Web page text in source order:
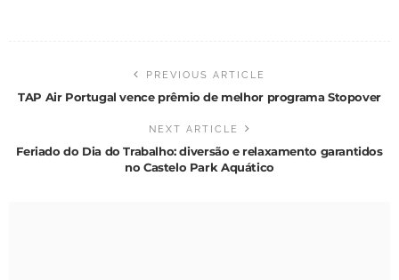
PREVIOUS ARTICLE
TAP Air Portugal vence prêmio de melhor programa Stopover
NEXT ARTICLE
Feriado do Dia do Trabalho: diversão e relaxamento garantidos
no Castelo Park Aquático